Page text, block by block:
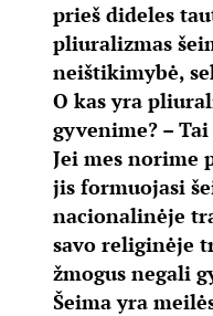
prieš dideles
pliuralizmas
neištikimybė,
O kas yra
gyvenime? –
Jei mes norime
jis formuojasi
nacionalinėje
savo religinėje
žmogus negali
Šeima yra